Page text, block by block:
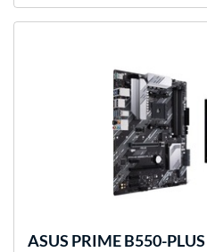
ASUS PRIME B550-